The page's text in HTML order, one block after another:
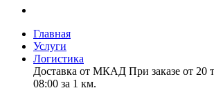
Главная
Услуги
Логистика
Доставка от МКАД При заказе от 20
08:00 за 1 км.